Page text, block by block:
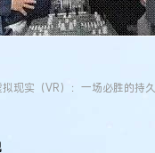
现实（VR）：一场必胜的持久